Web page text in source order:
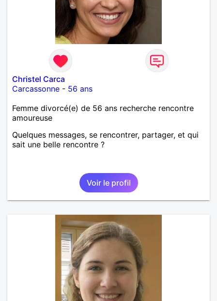
Christel Carca
Carcassonne - 56 ans
Femme divorcé(e) de 56 ans recherche rencontre
amoureuse
Quelques messages, se rencontrer, partager, et qui
sait une belle rencontre ?
Voir le profil